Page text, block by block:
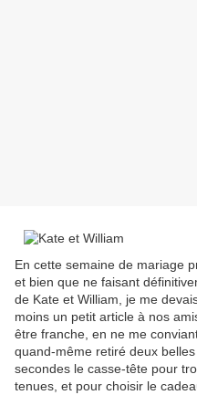
En cette semaine de mariage
et bien que ne faisant
de Kate et William, je me
moins un petit article à nos
être franche, en ne me
quand-même retiré deux
secondes le casse-tête pour
tenues, et pour choisir le